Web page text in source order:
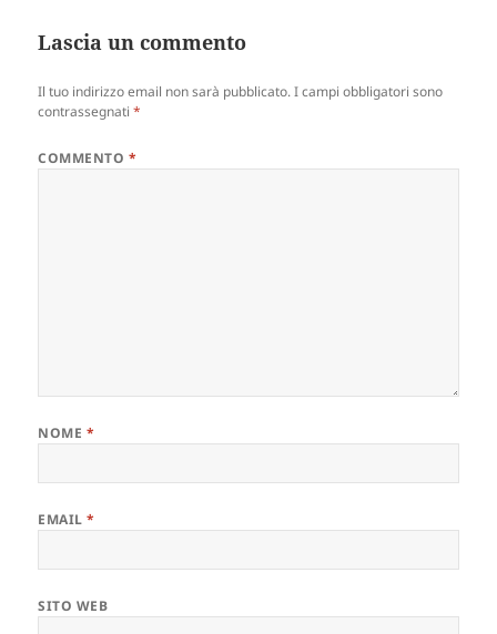
Lascia un commento
Il tuo indirizzo email non sarà pubblicato. I campi obbligatori sono
contrassegnati*
COMMENTO *
NOME *
EMAIL*
SITO WEB